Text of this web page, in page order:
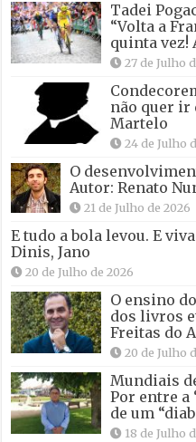
Tadei
“Volta a
quinta vez!
27 de Julho
não quer ir
Martelo
24 de Julho
O
Autor: Renato
21 de Julho de 2026
E tudo a bola levou. E
Dinis, Jano
20 de Julho de 2026
O ensino
dos livros
Freitas do
20 de Julho
Mundiais
Por entre a
de um
18 de Julho